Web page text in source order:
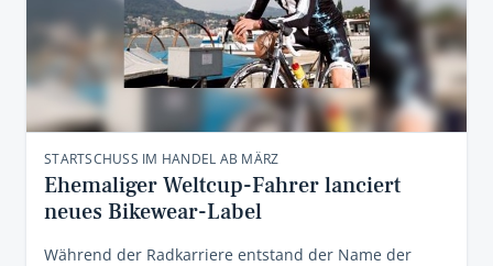
STARTSCHUSS IM HANDEL AB MÄRZ
Ehemaliger Weltcup-Fahrer lanciert
neues Bikewear-Label
Während der Radkarriere entstand der Name der